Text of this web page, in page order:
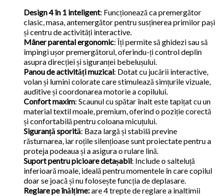
Design 4 în 1 inteligent: Funcționează ca premergător
clasic, masa, antemergător pentru susținerea primilor pași
și centru de activități interactive.
Mâner parental ergonomic: Îți permite să ghidezi sau să
împingi ușor premergătorul, oferindu-ți control deplin
asupra direcției și siguranței bebelușului.
Panou de activități muzical: Dotat cu jucării interactive,
volan și lumini colorate care stimulează simțurile vizuale,
auditive și coordonarea motorie a copilului.
Confort maxim: Scaunul cu spătar înalt este tapițat cu un
material textil moale, premium, oferind o poziție corectă
și confortabilă pentru coloana micuțului.
Siguranță sporită: Baza largă și stabilă previne
răsturnarea, iar roțile silențioase sunt proiectate pentru a
proteja podeaua și a asigura o rulare lină.
Suport pentru picioare detașabil: Include o salteluță
inferioară moale, ideală pentru momentele în care copilul
doar se joacă și nu folosește funcția de deplasare.
Reglare pe înălțime:are 4 trepte de reglare a inaltimii